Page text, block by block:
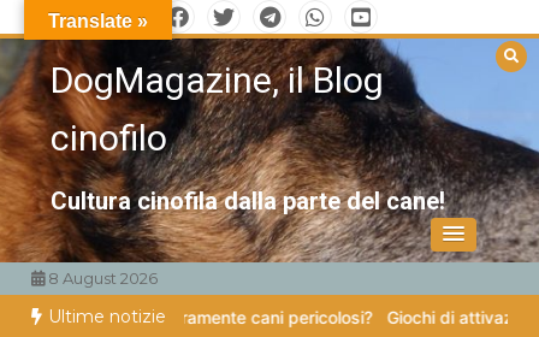
al
contenutoDogMagazine, il Blog
cinofilo
Cultura cinofila dalla parte del cane!
8 August 2026
Ultime notizie
veramente cani pericolosi? Giochi di attivazione mentale
Translate »